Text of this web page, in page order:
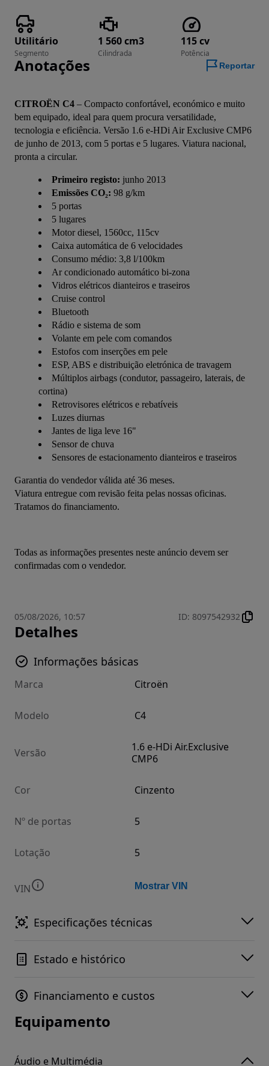
Utilitário
Segmento
1 560 cm3
Cilindrada
115 cv
Potência
Anotações Reportar
CITROËN C4 – Compacto confortável, económico e muito
bem equipado, ideal para quem procura versatilidade,
tecnologia e eficiência. Versão 1.6 e-HDi Air Exclusive CMP6
de junho de 2013, com 5 portas e 5 lugares. Viatura nacional,
pronta a circular.
Primeiro registo: junho 2013
Emissões CO₂: 98 g/km
5 portas
5 lugares
Motor diesel, 1560cc, 115cv
Caixa automática de 6 velocidades
Consumo médio: 3,8 l/100km
Ar condicionado automático bi-zona
Vidros elétricos dianteiros e traseiros
Cruise control
Bluetooth
Rádio e sistema de som
Volante em pele com comandos
Estofos com inserções em pele
ESP, ABS e distribuição eletrónica de travagem
Múltiplos airbags (condutor, passageiro, laterais, de
cortina)
Retrovisores elétricos e rebatíveis
Luzes diurnas
Jantes de liga leve 16"
Sensor de chuva
Sensores de estacionamento dianteiros e traseiros
Garantia do vendedor válida até 36 meses.
Viatura entregue com revisão feita pelas nossas oficinas.
Tratamos do financiamento.
Todas as informações presentes neste anúncio devem ser
confirmadas com o vendedor.
05/08/2026, 10:57 ID: 8097542932
Detalhes
Informações básicas
Marca Citroën
Modelo C4
Versão
1.6 e-HDi Air.Exclusive
CMP6
Cor Cinzento
Nº de portas 5
Lotação 5
VIN Mostrar VIN
Especificações técnicas
Estado e histórico
Financiamento e custos
Equipamento
Áudio e Multimédia